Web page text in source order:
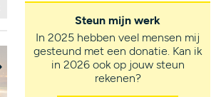
Steun mijn werk
In 2025 hebben veel mensen mij
gesteund met een donatie. Kan ik
in 2026 ook op jouw steun
rekenen?